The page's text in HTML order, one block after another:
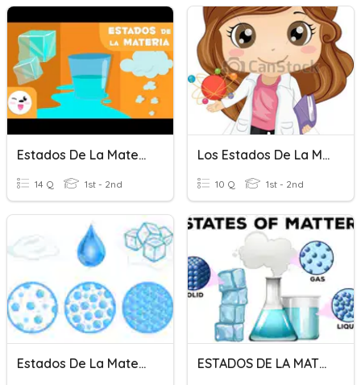
Estados De La Materia
14 Q 1st - 2nd
Los Estados De La Materia
10 Q 1st - 2nd
Estados De La Materia ESTADOS DE LA MATERIA